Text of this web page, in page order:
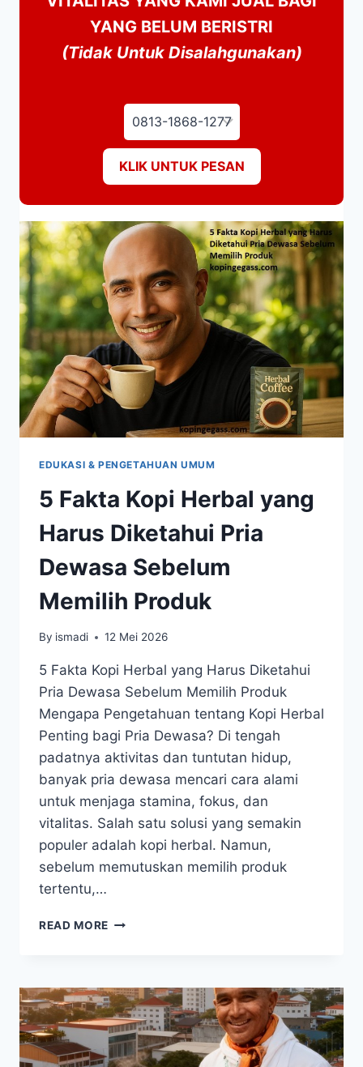
YANG BELUM BERISTRI
(Tidak Untuk Disalahgunakan)
KLIK UNTUK PESAN
EDUKASI & PENGETAHUAN UMUM
5 Fakta Kopi Herbal yang
Harus Diketahui Pria
Dewasa Sebelum
Memilih Produk
By ismadi 12 Mei 2026
5 Fakta Kopi Herbal yang Harus Diketahui
Pria Dewasa Sebelum Memilih Produk
Mengapa Pengetahuan tentang Kopi Herbal
Penting bagi Pria Dewasa? Di tengah
padatnya aktivitas dan tuntutan hidup,
banyak pria dewasa mencari cara alami
untuk menjaga stamina, fokus, dan
vitalitas. Salah satu solusi yang semakin
populer adalah kopi herbal. Namun,
sebelum memutuskan memilih produk
tertentu,…
READ MORE
YANG
HARUS
DIKETAHUI
PRIA
DEWASA